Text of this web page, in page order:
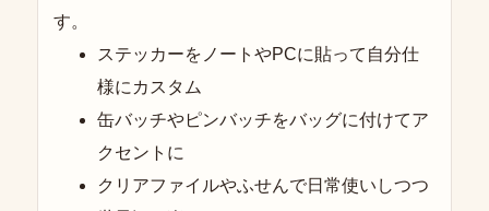
す。
ステッカーをノートやPCに貼って自分仕
様にカスタム
缶バッチやピンバッチをバッグに付けてア
クセントに
クリアファイルやふせんで日常使いしつつ